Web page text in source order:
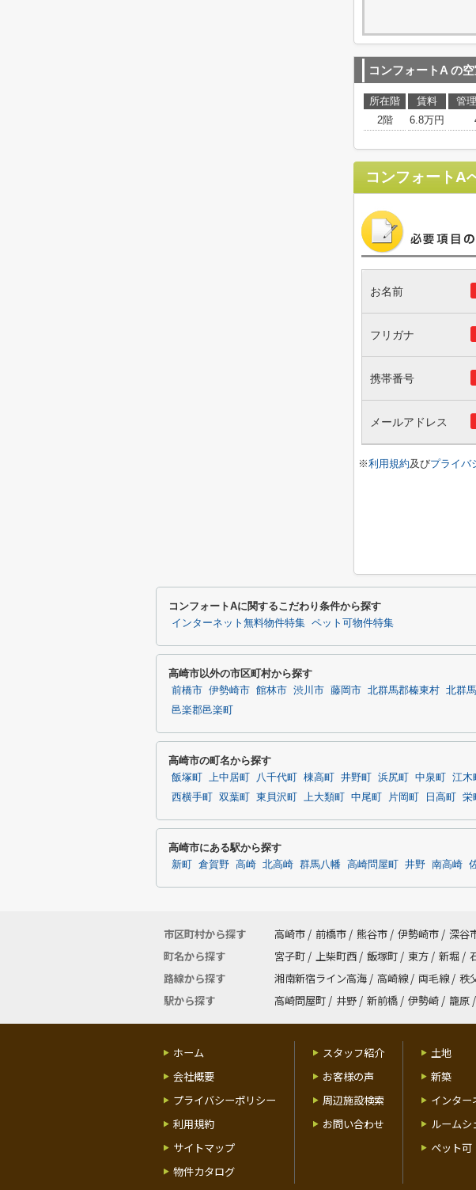
コンフォートA の
所在階 賃料 管
2階
6.8万円
コンフォートA
お名前
フリガナ
携帯番号
メールアドレス
※利用規約及びプライバ
コンフォートAに関するこだわり条件から探す
インターネット無料物件特集 ペット可物件特集
高崎市以外の市区町村から探す
前橋市 伊勢崎市 館林市 渋川市 藤岡市 北群馬郡榛東村 北群
邑楽郡邑楽町
高崎市の町名から探す
飯塚町 上中居町 八千代町 棟高町 井野町 浜尻町 中泉町 江木
西横手町
双葉町 東貝沢町 上大類町 中尾町 片岡町 日高町 栄
高崎市にある駅から探す
新町 倉賀野 高崎 北高崎 群馬八幡 高崎問屋町 井野 南高崎
市区町村から探す 高崎市 / 前橋市 / 熊谷市 / 伊勢崎市 / 深谷
町名から探す
宮子町 / 上柴町西 / 飯塚町 / 東方 / 新堀 /
路線から探す
湘南新宿ライン高海 / 高崎線 / 両毛線 / 秩
駅から探す
高崎問屋町 / 井野 / 新前橋 / 伊勢崎 / 籠原 /
ホーム
会社概要
プライバシーポリシー
利用規約
サイトマップ
物件カタログ
スタッフ紹介
お客様の声
周辺施設検索
お問い合わせ
土地
新築
インター
ルームシ
ペット可